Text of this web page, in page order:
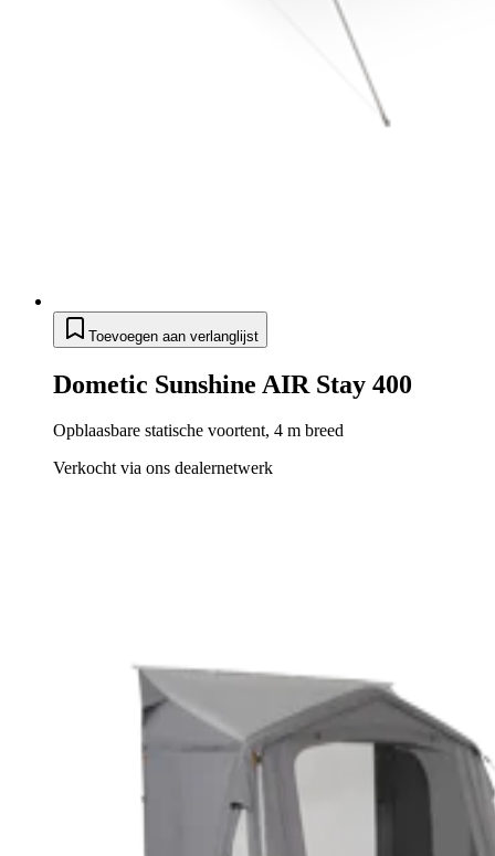
Toevoegen aan verlanglijst
Dometic Sunshine AIR Stay 400
Opblaasbare statische voortent, 4 m breed
Verkocht via ons dealernetwerk